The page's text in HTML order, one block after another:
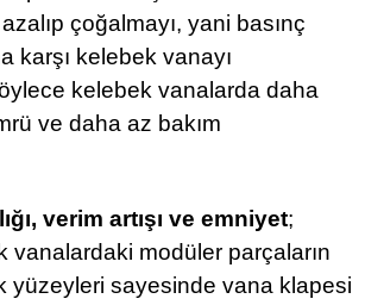
çoğalmayı, yani basınç
karşı kelebek vanayı
kelebek vanalarda daha
ve daha az bakım
verim artışı ve emniyet;
vanalardaki modüler parçaların
yüzeyleri sayesinde vana klapesi